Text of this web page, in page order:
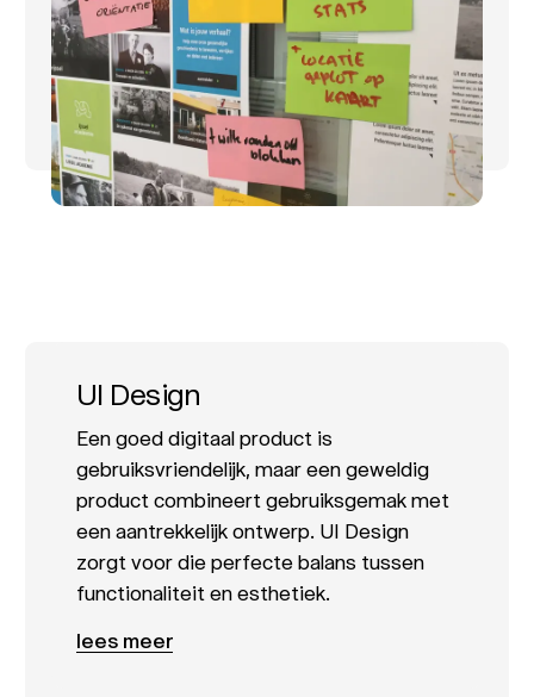
UI Design
Een goed digitaal product is
gebruiksvriendelijk, maar een geweldig
product combineert gebruiksgemak met
een aantrekkelijk ontwerp. UI Design
zorgt voor die perfecte balans tussen
functionaliteit en esthetiek.
lees meer